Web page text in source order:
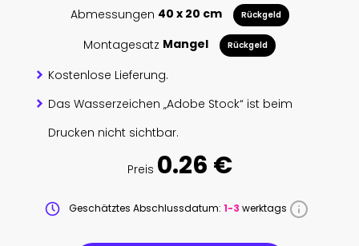
Abmessungen 40 x 20 cm Rückgeld
Montagesatz Mangel Rückgeld
Kostenlose Lieferung.
Das Wasserzeichen „Adobe Stock“ ist beim
Drucken nicht sichtbar.
Preis 0.26 €
Geschätztes Abschlussdatum: 1-3 werktags